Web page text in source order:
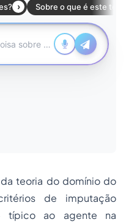
teoria do domínio do
de imputação
típico ao agente na